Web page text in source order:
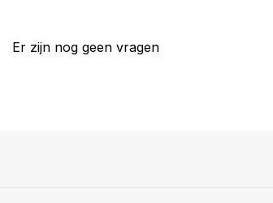
Er zijn nog geen vragen